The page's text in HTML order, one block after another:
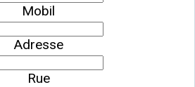
Mobil
Adresse
Rue